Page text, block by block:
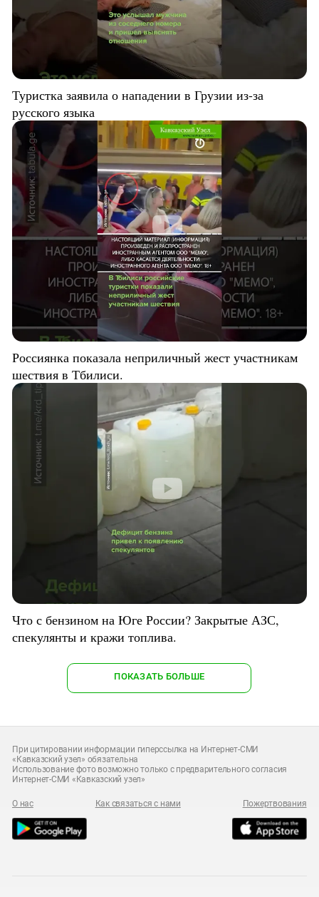
Туристка заявила о нападении в Грузии из-за
русского языка
Россиянка показала неприличный жест участникам
шествия в Тбилиси.
Что с бензином на Юге России? Закрытые АЗС,
спекулянты и кражи топлива.
ПОКАЗАТЬ БОЛЬШЕ
При цитировании информации гиперссылка на Интернет-СМИ
«Кавказский узел» обязательна
Использование фото возможно только с предварительного согласия
Интернет-СМИ «Кавказский узел»
О нас Как связаться с нами Пожертвования